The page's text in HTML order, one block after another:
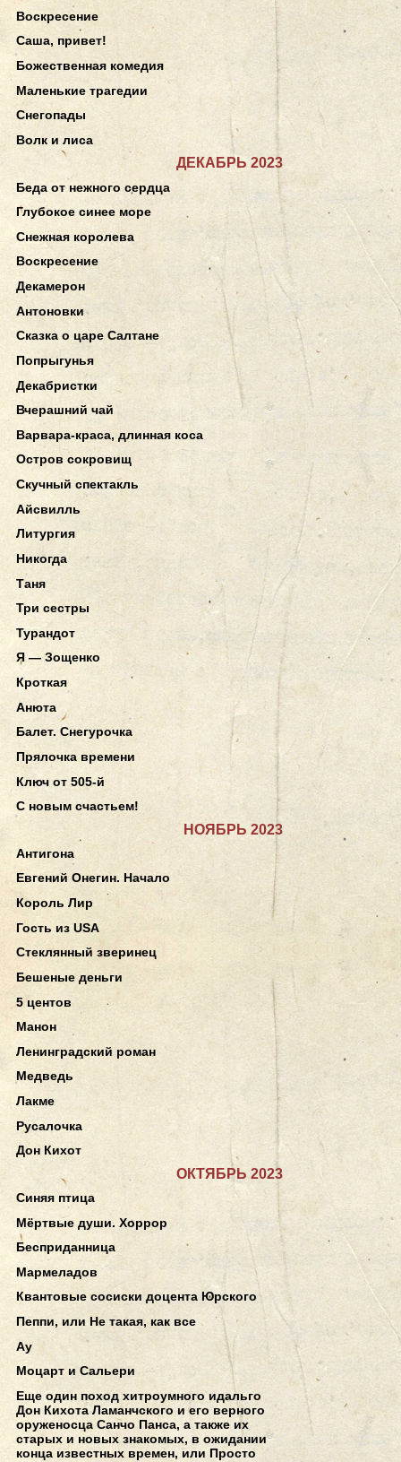
Воскресение
Саша, привет!
Божественная комедия
Маленькие трагедии
Снегопады
Волк и лиса
ДЕКАБРЬ 2023
Беда от нежного сердца
Глубокое синее море
Снежная королева
Воскресение
Декамерон
Антоновки
Сказка о царе Салтане
Попрыгунья
Декабристки
Вчерашний чай
Варвара-краса, длинная коса
Остров сокровищ
Скучный спектакль
Айсвилль
Литургия
Никогда
Таня
Три сестры
Турандот
Я — Зощенко
Кроткая
Анюта
Балет. Снегурочка
Прялочка времени
Ключ от 505-й
С новым счастьем!
НОЯБРЬ 2023
Антигона
Евгений Онегин. Начало
Король Лир
Гость из USA
Стеклянный зверинец
Бешеные деньги
5 центов
Манон
Ленинградский роман
Медведь
Лакме
Русалочка
Дон Кихот
ОКТЯБРЬ 2023
Синяя птица
Мёртвые души. Хоррор
Бесприданница
Мармеладов
Квантовые сосиски доцента Юрского
Пеппи, или Не такая, как все
Ау
Моцарт и Сальери
Еще один поход хитроумного идальго
Дон Кихота Ламанчского и его верного
оруженосца Санчо Панса, а также их
старых и новых знакомых, в ожидании
конца известных времен, или Просто